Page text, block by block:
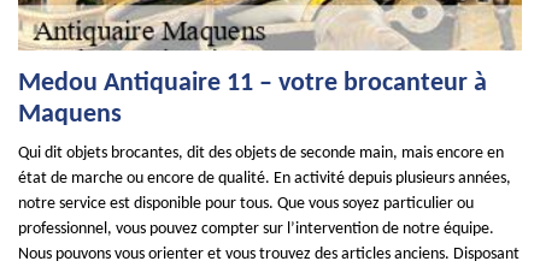
Medou Antiquaire 11 – votre brocanteur à
Maquens
Qui dit objets brocantes, dit des objets de seconde main, mais encore en
état de marche ou encore de qualité. En activité depuis plusieurs années,
notre service est disponible pour tous. Que vous soyez particulier ou
professionnel, vous pouvez compter sur l’intervention de notre équipe.
Nous pouvons vous orienter et vous trouvez des articles anciens. Disposant